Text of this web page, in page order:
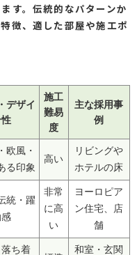
す。伝統的なパターンか
徴、適した部屋や施工ポ
デザイ
性
施工
難易
度
主な採用事
例
欧風・
る印象
高い
リビングや
ホテルの床
統・躍
非常
に高
い
ヨーロピア
ン住宅、店
舗
ち着
和室・玄関